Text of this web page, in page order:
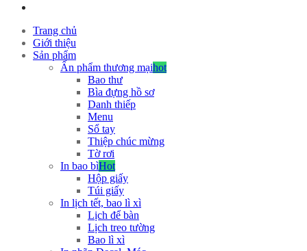
Trang chủ
Giới thiệu
Sản phẩm
Ấn phẩm thương mạihot
Bao thư
Bìa đựng hồ sơ
Danh thiếp
Menu
Sổ tay
Thiệp chúc mừng
Tờ rơi
In bao bìHot
Hộp giấy
Túi giấy
In lịch tết, bao lì xì
Lịch để bàn
Lịch treo tường
Bao lì xì